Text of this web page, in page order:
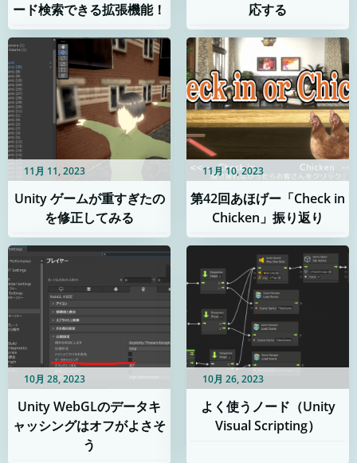
ード検索できる拡張機能！
応する
11月 11, 2023
Unity ゲームが重すぎたの
を修正してみる
11月 10, 2023
第42回あほげー「Check in
Chicken」振り返り
10月 28, 2023
Unity WebGLのデータキ
ャッシングはオフがよさそ
う
10月 26, 2023
よく使うノード（Unity
Visual Scripting）